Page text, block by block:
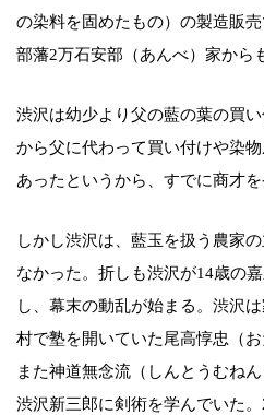
の染料を固めたもの）の製造販
部藩2万石安部（あんべ）家から
渋沢は幼少より父の藍の葉の買
から父に代わって買い付けや染
あったというから、すでに商才を
しかし渋沢は、藍玉を扱う農家
なかった。折しも渋沢が14歳の
し、幕末の動乱が始まる。渋沢
村で塾を開いていた尾高惇忠（
また神道無念流（しんとうむね
渋沢新三郎に剣術を学んでいた